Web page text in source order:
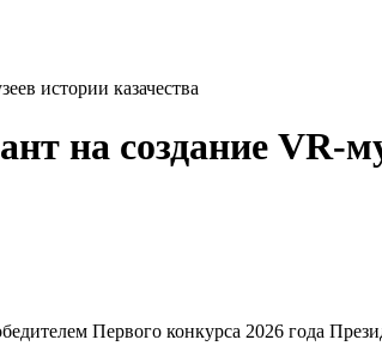
истории казачества
на создание VR-
Первого конкурса 2026 года